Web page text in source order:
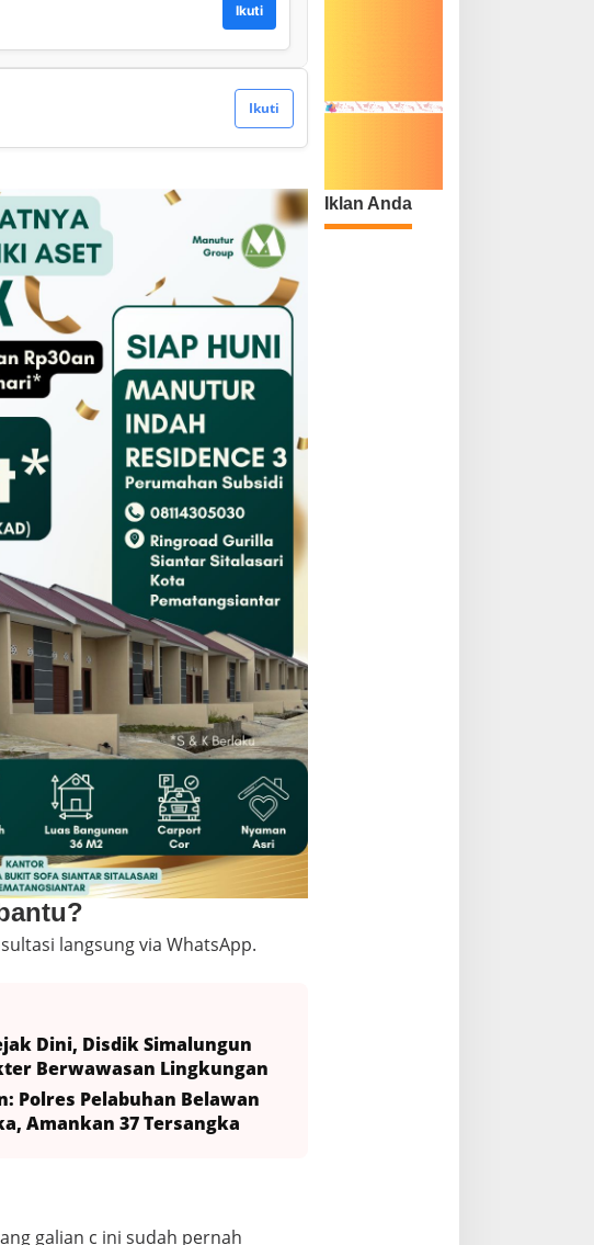
Ikuti
Ikuti
langsung via WhatsApp.
Dini, Disdik Simalungun
Berwawasan Lingkungan
Polres Pelabuhan Belawan
Amankan 37 Tersangka
galian c ini sudah pernah
Iklan Anda